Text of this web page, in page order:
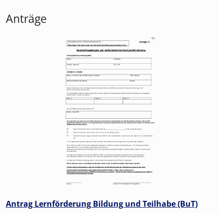
Anträge
Antrag Lernförderung Bildung und Teilhabe (BuT)